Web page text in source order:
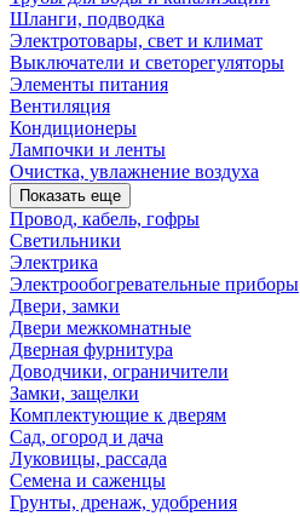
Шланги, подводка
Электротовары, свет и климат
Выключатели и светорегуляторы
Элементы питания
Вентиляция
Кондиционеры
Лампочки и ленты
Очистка, увлажнение воздуха
Показать еще
Провод, кабель, гофры
Светильники
Электрика
Электрообогревательные приборы
Двери, замки
Двери межкомнатные
Дверная фурнитура
Доводчики, ограничители
Замки, защелки
Комплектующие к дверям
Сад, огород и дача
Луковицы, рассада
Семена и саженцы
Грунты, дренаж, удобрения